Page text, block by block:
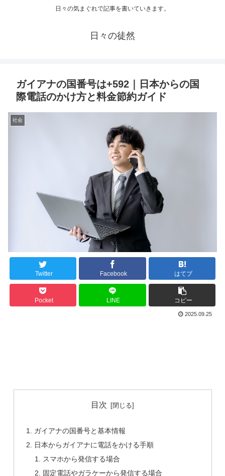
日々の気まぐれで記事を書いていきます。
日々の徒然
ガイアナの国番号は+592｜日本からの国
際電話のかけ方と料金節約ガイド
社会
Twitter Facebook はてブ
Pocket LINE コピー
2025.09.25
目次
ガイアナの国番号と基本情報
日本からガイアナに電話をかける手順
スマホから発信する場合
固定電話やガラケーから発信する場合